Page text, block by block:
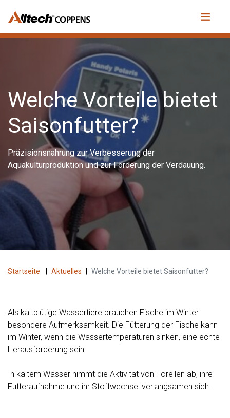
Welche Vorteile bietet
Saisonfutter?
Präzisionsnahrung zur Verbesserung der
Aquakulturproduktion und zur Förderung der Verdauung.
Startseite Aktuelles Welche Vorteile bietet Saisonfutter?
Als kaltblütige Wassertiere brauchen Fische im Winter
besondere Aufmerksamkeit. Die Fütterung der Fische kann
im Winter, wenn die Wassertemperaturen sinken, eine echte
Herausforderung sein.
In kaltem Wasser nimmt die Aktivität von Forellen ab, ihre
Futteraufnahme und ihr Stoffwechsel verlangsamen sich.